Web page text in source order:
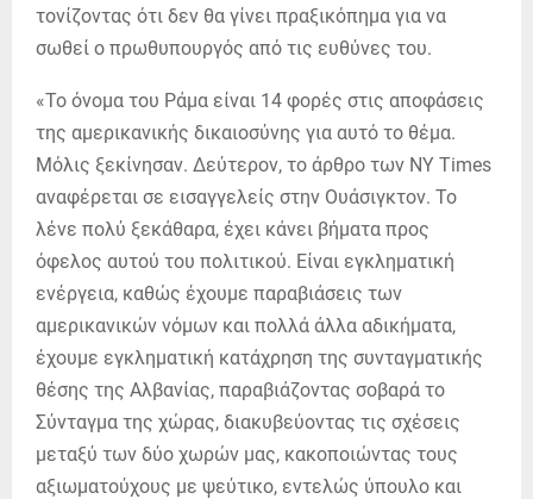
τονίζοντας ότι δεν θα γίνει πραξικόπημα για να
σωθεί ο πρωθυπουργός από τις ευθύνες του.
«Το όνομα του Ράμα είναι 14 φορές στις αποφάσεις
της αμερικανικής δικαιοσύνης για αυτό το θέμα.
Μόλις ξεκίνησαν. Δεύτερον, το άρθρο των NY Times
αναφέρεται σε εισαγγελείς στην Ουάσιγκτον. Το
λένε πολύ ξεκάθαρα, έχει κάνει βήματα προς
όφελος αυτού του πολιτικού. Είναι εγκληματική
ενέργεια, καθώς έχουμε παραβιάσεις των
αμερικανικών νόμων και πολλά άλλα αδικήματα,
έχουμε εγκληματική κατάχρηση της συνταγματικής
θέσης της Αλβανίας, παραβιάζοντας σοβαρά το
Σύνταγμα της χώρας, διακυβεύοντας τις σχέσεις
μεταξύ των δύο χωρών μας, κακοποιώντας τους
αξιωματούχους με ψεύτικο, εντελώς ύπουλο και